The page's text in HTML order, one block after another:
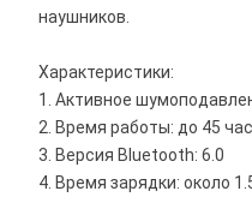
наушников.
Характеристики:
1. Активное
2. Время работы: до 45
3. Версия Bluetooth: 6.0
4. Время зарядки: около